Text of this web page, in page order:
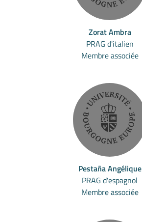
Zorat Ambra
PRAG d'italien
Membre associée
Pestaña Angélique
PRAG d'espagnol
Membre associée